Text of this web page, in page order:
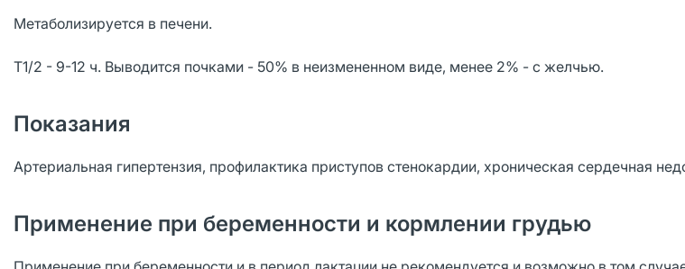
Метаболизируется в печени.
T1/2 - 9-12 ч. Выводится почками - 50% в неизмененном виде, менее 2% - с желчью.
Показания
Артериальная гипертензия, профилактика приступов стенокардии, хроническая сердечная
Применение при беременности и кормлении грудью